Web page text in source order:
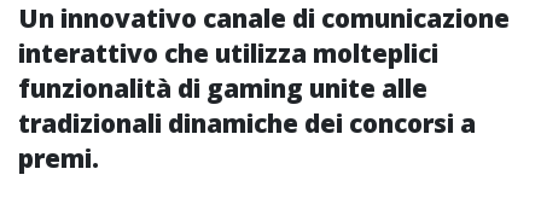
Un innovativo canale di comunicazione
interattivo che utilizza molteplici
funzionalità di gaming unite alle
tradizionali dinamiche dei concorsi a
premi.